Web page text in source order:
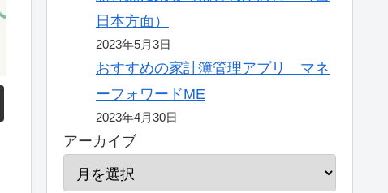
日本方面）
2023年5月3日
おすすめの家計簿管理アプリ マネ
ーフォワードME
2023年4月30日
アーカイブ